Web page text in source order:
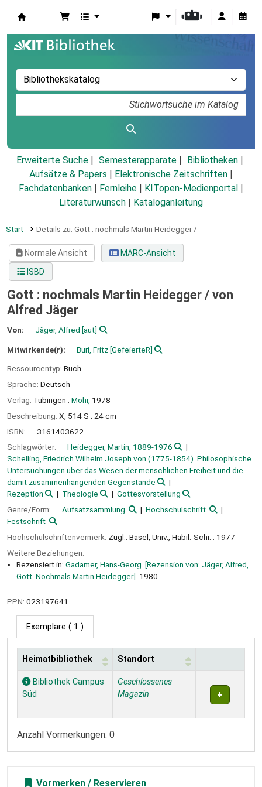
Erweiterte Suche Semesterapparate
Bibliotheken
Aufsätze & Papers
Elektronische Zeitschriften
Fachdatenbanken
Fernleihe KITopen-Medienportal
Literaturwunsch
Kataloganleitung
Start Details zu: Gott : nochmals Martin Heidegger /
Normale Ansicht
MARC-Ansicht
ISBD
Gott : nochmals Martin Heidegger / von
Alfred Jäger
Von: Jäger, Alfred [aut]
Mitwirkende(r): Buri, Fritz[GefeierteR]
Ressourcentyp: Buch
Sprache: Deutsch
Verlag: Tübingen : Mohr, 1978
Beschreibung: X, 514 S ; 24 cm
ISBN:
3161403622
Schlagwörter:
Heidegger, Martin, 1889-1976
Schelling, Friedrich Wilhelm Joseph von (1775-1854). Philosophische
Untersuchungen über das Wesen der menschlichen Freiheit und die
damit zusammenhängenden Gegenstände
Rezeption
Theologie
Gottesvorstellung
Genre/Form:
Aufsatzsammlung
Hochschulschrift
Festschrift
Hochschulschriftenvermerk: Zugl.: Basel, Univ., Habil.-Schr. : 1977
Weitere Beziehungen:
Rezensiert in: Gadamer, Hans-Georg. [Rezension von: Jäger, Alfred,
Gott. Nochmals Martin Heidegger]. 1980
PPN: 023197641
Exemplare ( 1 )
Exemplare
Heimatbibliothek Standort
Bibliothek Campus
Süd
Geschlossenes
Magazin
Anzahl Vormerkungen: 0
Vormerken